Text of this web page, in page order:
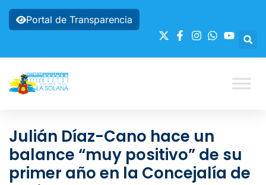
Portal de Transparencia
Julián Díaz-Cano hace un
balance “muy positivo” de su
primer año en la Concejalía de